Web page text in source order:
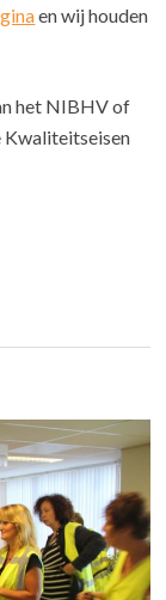
en wij houden
het NIBHV of
Kwaliteitseisen